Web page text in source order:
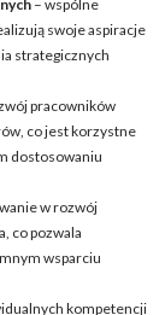
– wspólne
swoje aspiracje
strategicznych
pracowników
co jest korzystne
dostosowaniu
w rozwój
co pozwala
wsparciu
kompetencji